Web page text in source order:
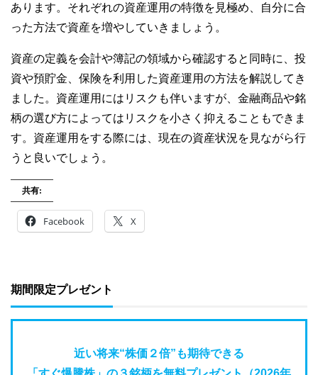
あります。それぞれの資産運用の特徴を見極め、自分に合
った方法で資産を増やしていきましょう。
資産の定義を会計や簿記の領域から確認すると同時に、投
資や預貯金、保険を利用した資産運用の方法を解説してき
ました。資産運用にはリスクも伴いますが、金融商品や銘
柄の選び方によってはリスクを小さく抑えることもできま
す。資産運用をする際には、現在の資産状況を見ながら行
うと良いでしょう。
共有:
Facebook X
期間限定プレゼント
近い将来“株価２倍”も期待できる